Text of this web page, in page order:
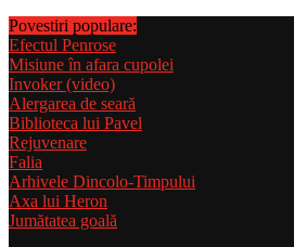
Povestiri populare:
Efectul Penrose
Misiune în afara cupolei
Invoker (video)
Alergarea de seară
Biblioteca lui Pavel
Rejuvenare
Falia
Arhivele Dincolo-Timpului
Axa lui Heron
Jumătatea goală